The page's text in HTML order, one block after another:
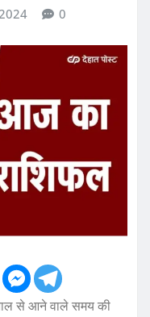
0
से आने वाले समय की